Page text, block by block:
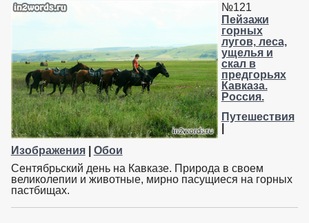
№121
Пейзажи
горных
лугов, леса,
ущелья и
скал в
предгорьях
Кавказа.
Россия.
Путешествия
Изображения| Обои
Сентябрьский день на Кавказе. Природа в своем
великолепии и животные, мирно пасущиеся на горных
пастбищах.